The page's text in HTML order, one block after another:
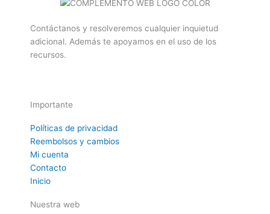
Contáctanos y resolveremos cualquier inquietud
adicional. Además te apoyamos en el uso de los
recursos.
Importante
Políticas de privacidad
Reembolsos y cambios
Mi cuenta
Contacto
Inicio
Nuestra web